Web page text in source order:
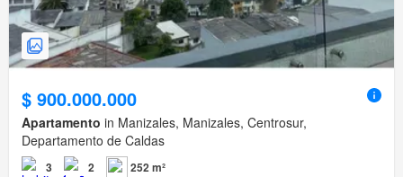
$ 900.000.000
Apartamento in Manizales, Manizales, Centrosur,
Departamento de Caldas
3 2 252 m²